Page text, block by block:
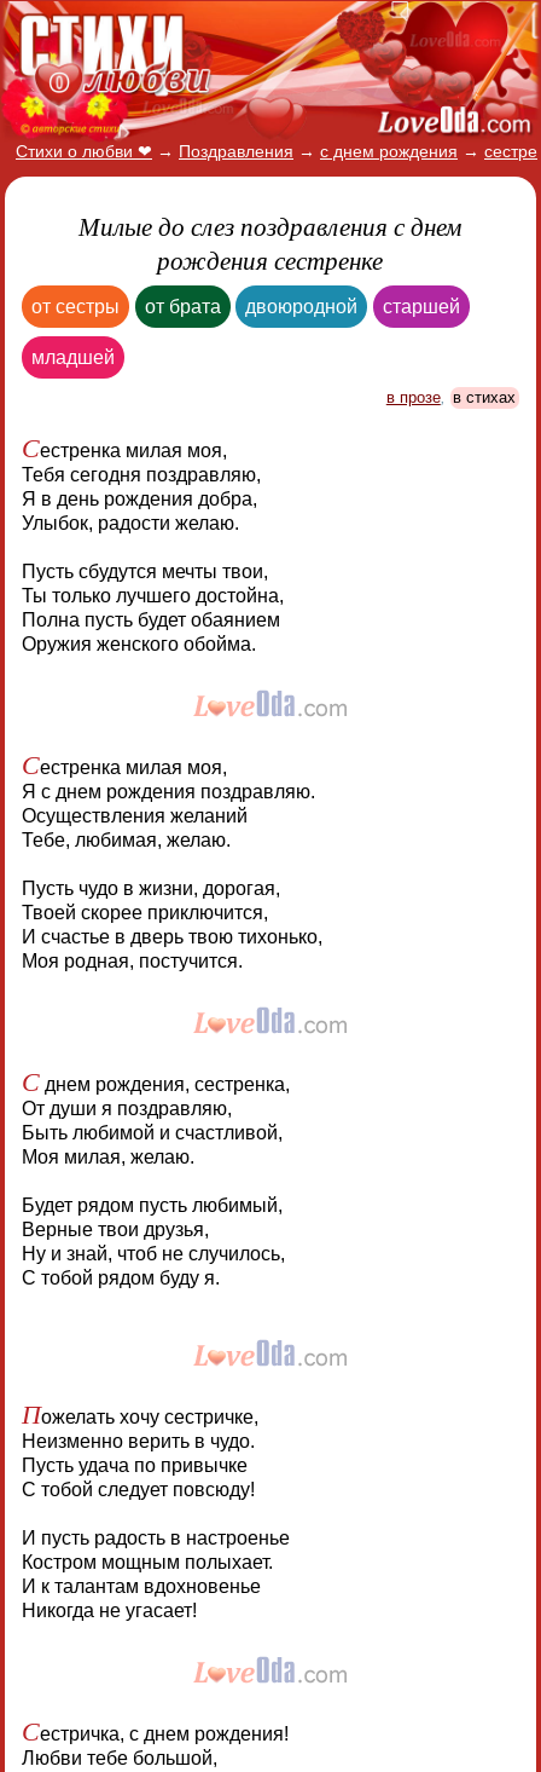
Стихи о любви ❤ → Поздравления → с днем рождения → сестре
Милые до слез поздравления с днем
рождения сестренке
от сестры от брата двоюродной старшей
младшей
в прозе, в стихах
Сестренка милая моя,
Тебя сегодня поздравляю,
Я в день рождения добра,
Улыбок, радости желаю.
Пусть сбудутся мечты твои,
Ты только лучшего достойна,
Полна пусть будет обаянием
Оружия женского обойма.
Сестренка милая моя,
Я с днем рождения поздравляю.
Осуществления желаний
Тебе, любимая, желаю.
Пусть чудо в жизни, дорогая,
Твоей скорее приключится,
И счастье в дверь твою тихонько,
Моя родная, постучится.
Сднем рождения, сестренка,
От души я поздравляю,
Быть любимой и счастливой,
Моя милая, желаю.
Будет рядом пусть любимый,
Верные твои друзья,
Ну и знай, чтоб не случилось,
С тобой рядом буду я.
Пожелать хочу сестричке,
Неизменно верить в чудо.
Пусть удача по привычке
С тобой следует повсюду!
И пусть радость в настроенье
Костром мощным полыхает.
И к талантам вдохновенье
Никогда не угасает!
Сестричка, с днем рождения!
Любви тебе большой,